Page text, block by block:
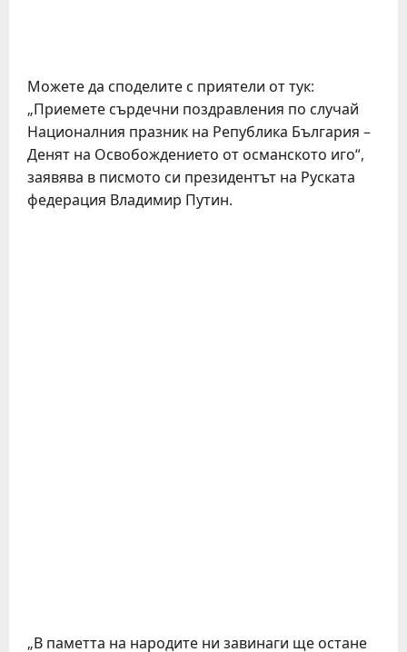
Можете да споделите с приятели от тук:
„Приемете сърдечни поздравления по случай
Националния празник на Република България –
Денят на Освобождението от османското иго“,
заявява в писмото си президентът на Руската
федерация Владимир Путин.
„В паметта на народите ни завинаги ще остане